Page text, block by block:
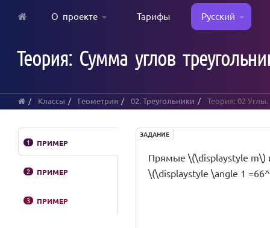
content
О проекте Тарифы Русский
Теория: Сумма углов
Классы Геометрия 02. Треугольники Теория: 02
1 ПРИМЕР
2 ПРИМЕР
3 ПРИМЕР
ЗАДАНИЕ
Прямые \(\displaystyle m\)
\(\displaystyle \angle 1